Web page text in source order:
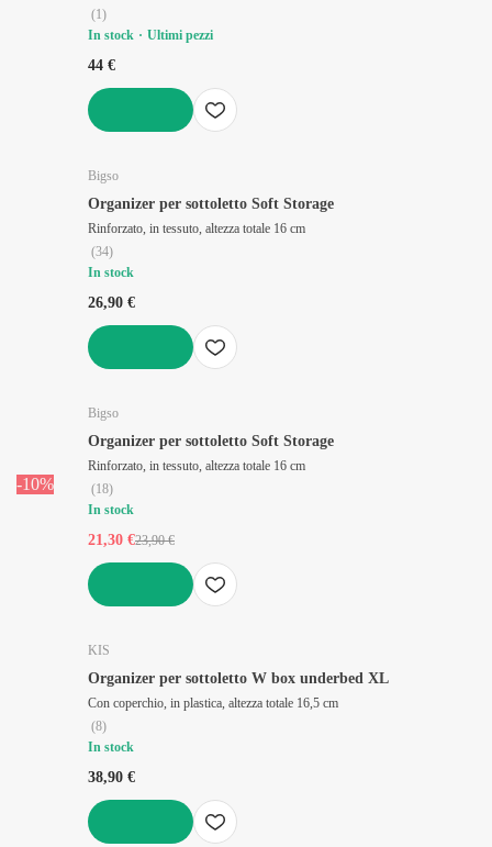
(1)
In stock
Ultimi pezzi
44 €
Bigso
Organizer per sottoletto Soft Storage
Rinforzato, in tessuto, altezza totale 16 cm
(34)
In stock
26,90 €
-10%
Bigso
Organizer per sottoletto Soft Storage
Rinforzato, in tessuto, altezza totale 16 cm
(18)
In stock
21,30 €23,90 €
KIS
Organizer per sottoletto W box underbed XL
Con coperchio, in plastica, altezza totale 16,5 cm
(8)
In stock
38,90 €